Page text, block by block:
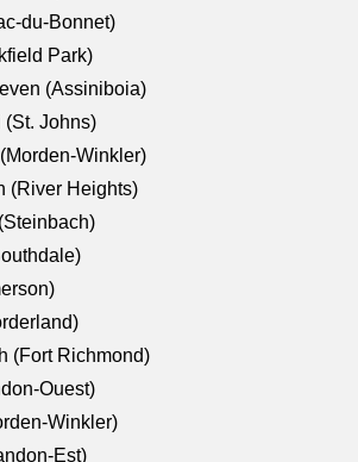
du-Bonnet)
Park)
(Assiniboia)
(St. Johns)
Winkler)
(River Heights)
(Fort Richmond)
Ouest)
Winkler)
Est)